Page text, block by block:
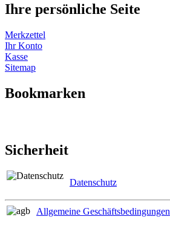
Ihre persönliche Seite
Merkzettel
Ihr Konto
Kasse
Sitemap
Bookmarken
Sicherheit
Datenschutz
Allgemeine Geschäftsbedingungen